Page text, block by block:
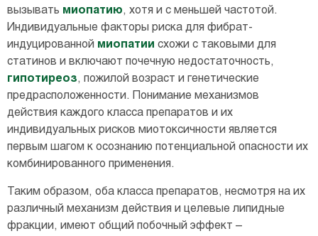
вызывать миопатию, хотя и с меньшей частотой.
Индивидуальные факторы риска для фибрат-
индуцированной миопатии схожи с таковыми для
статинов и включают почечную недостаточность,
гипотиреоз, пожилой возраст и генетические
предрасположенности. Понимание механизмов
действия каждого класса препаратов и их
индивидуальных рисков миотоксичности является
первым шагом к осознанию потенциальной опасности их
комбинированного применения.
Таким образом, оба класса препаратов, несмотря на их
различный механизм действия и целевые липидные
фракции, имеют общий побочный эффект –